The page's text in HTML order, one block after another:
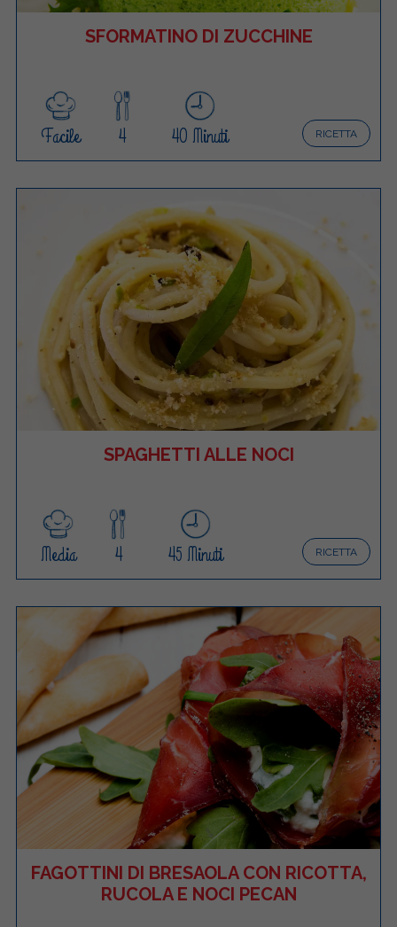
SFORMATINO DI ZUCCHINE
RICETTA
Facile 4 40 Minuti
SPAGHETTI ALLE NOCI
RICETTA
Media 4 45 Minuti
FAGOTTINI DI BRESAOLA CON RICOTTA,
RUCOLA E NOCI PECAN